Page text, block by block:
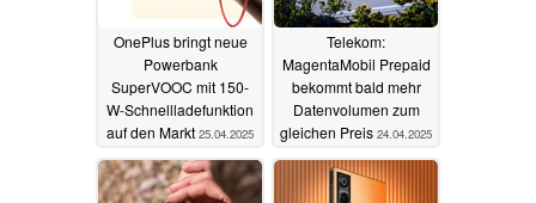
OnePlus bringt neue
Powerbank
SuperVOOC mit 150-
W-Schnellladefunktion
auf den Markt 25.04.2025
Telekom:
MagentaMobil Prepaid
bekommt bald mehr
Datenvolumen zum
gleichen Preis 24.04.2025